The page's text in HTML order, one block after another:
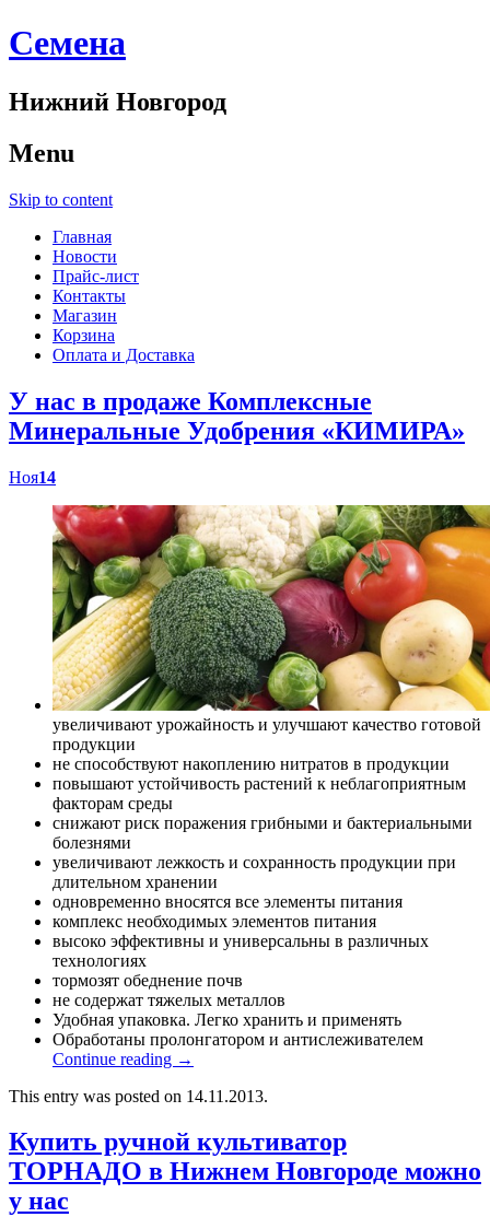
Cемена
Нижний Новгород
Menu
Skip to content
Главная
Новости
Прайс-лист
Контакты
Магазин
Корзина
Оплата и Доставка
У нас в продаже Комплексные
Минеральные Удобрения «КИМИРА»
Ноя14
увеличивают урожайность и улучшают качество готовой
продукции
не способствуют накоплению нитратов в продукции
повышают устойчивость растений к неблагоприятным
факторам среды
снижают риск поражения грибными и бактериальными
болезнями
увеличивают лежкость и сохранность продукции при
длительном хранении
одновременно вносятся все элементы питания
комплекс необходимых элементов питания
высоко эффективны и универсальны в различных
технологиях
тормозят обеднение почв
не содержат тяжелых металлов
Удобная упаковка. Легко хранить и применять
Обработаны пролонгатором и антислеживателем
Continue reading →
This entry was posted on 14.11.2013.
Купить ручной культиватор
ТОРНАДО в Нижнем Новгороде можно
у нас